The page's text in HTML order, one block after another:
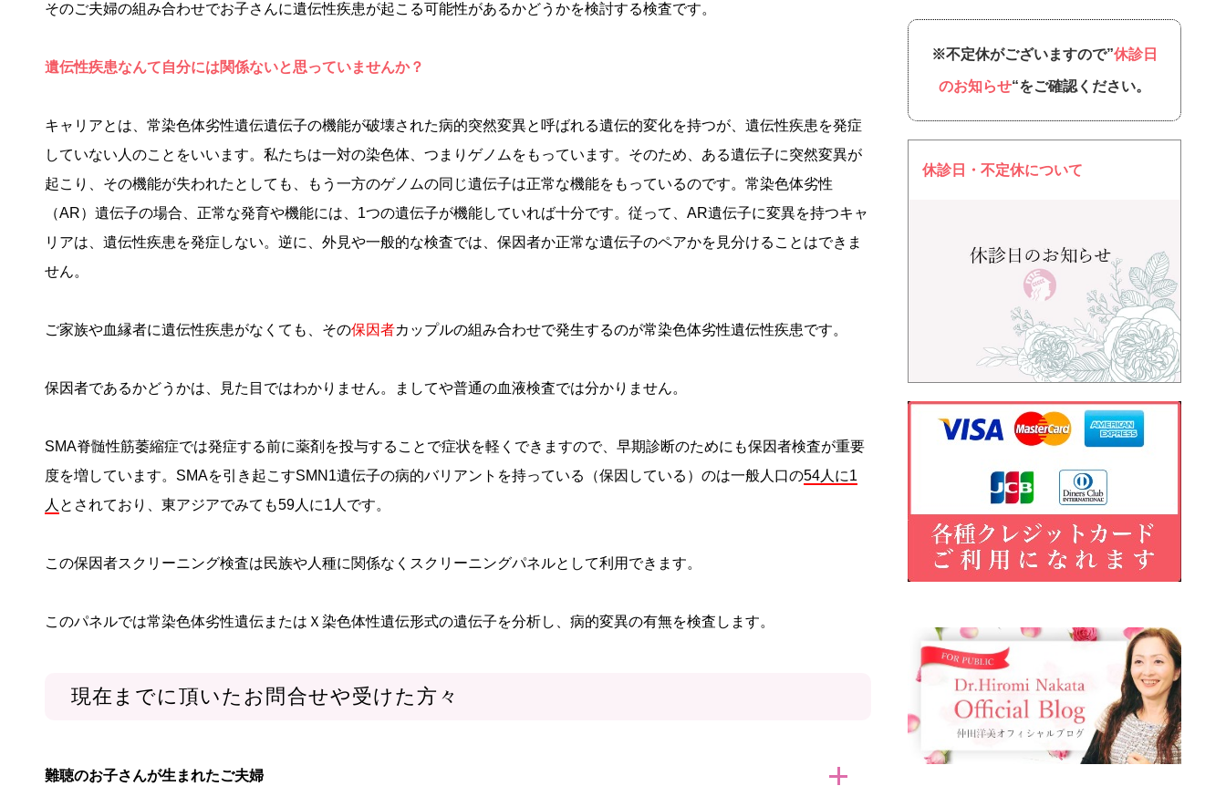
そのご夫婦の組み合わせでお子さんに遺伝性疾患が起こる可能性があるかどうかを検討する検査です。
遺伝性疾患なんて自分には関係ないと思っていませんか？
キャリアとは、常染色体劣性遺伝遺伝子の機能が破壊された病的突然変異と呼ばれる遺伝的変化を持つが、遺伝性疾患を発症
していない人のことをいいます。私たちは一対の染色体、つまりゲノムをもっています。そのため、ある遺伝子に突然変異が
起こり、その機能が失われたとしても、もう一方のゲノムの同じ遺伝子は正常な機能をもっているのです。常染色体劣性
（AR）遺伝子の場合、正常な発育や機能には、1つの遺伝子が機能していれば十分です。従って、AR遺伝子に変異を持つキャ
リアは、遺伝性疾患を発症しない。逆に、外見や一般的な検査では、保因者か正常な遺伝子のペアかを見分けることはできま
せん。
ご家族や血縁者に遺伝性疾患がなくても、その保因者カップルの組み合わせで発生するのが常染色体劣性遺伝性疾患です。
保因者であるかどうかは、見た目ではわかりません。ましてや普通の血液検査では分かりません。
SMA脊髄性筋萎縮症では発症する前に薬剤を投与することで症状を軽くできますので、早期診断のためにも保因者検査が重要
度を増しています。SMAを引き起こすSMN1遺伝子の病的バリアントを持っている（保因している）のは一般人口の54人に1
人 とされており、東アジアでみても59人に1人です。
この保因者スクリーニング検査は民族や人種に関係なくスクリーニングパネルとして利用できます。
このパネルでは常染色体劣性遺伝またはＸ染色体性遺伝形式の遺伝子を分析し、病的変異の有無を検査します。
現在までに頂いたお問合せや受けた方々
難聴のお子さんが生まれたご夫婦
※不定休がございますので”休診日
のお知らせ“をご確認ください。
休診日・不定休について